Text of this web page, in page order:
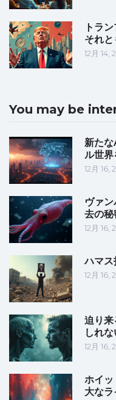
トラ
それと
12月 14,
You may be
新たな
ル世界
12月 16,
ヴァ
去の秘
12月 16,
ハマス
12月 16,
迫り来
しれ
12月 16,
ホイ
大な